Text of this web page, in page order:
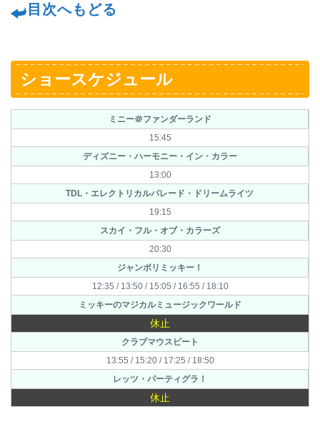
目次へもどる
ショースケジュール
ミニー＠ファンダーランド
15:45
ディズニー・ハーモニー・イン・カラー
13:00
TDL・エレクトリカルパレード・ドリームライツ
19:15
スカイ・フル・オブ・カラーズ
20:30
ジャンボリミッキー！
12:35 / 13:50 / 15:05 / 16:55 / 18:10
ミッキーのマジカルミュージックワールド
休止
クラブマウスビート
13:55 / 15:20 / 17:25 / 18:50
レッツ・パーティグラ！
休止